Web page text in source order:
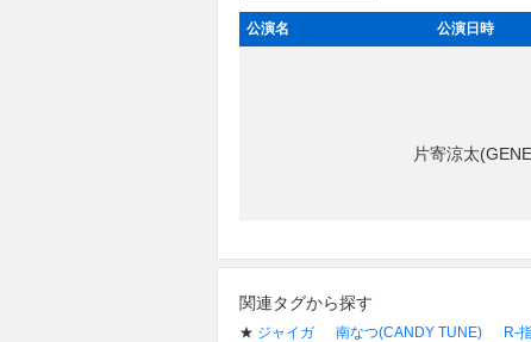
公演名 公演日時
片寄涼太
関連タグから探す
★ ジャイガ 南なつ(CANDY TUNE) R-